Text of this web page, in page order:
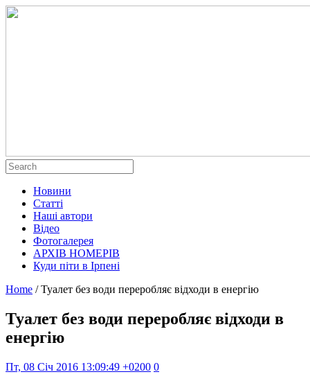
Новини
Статті
Наші автори
Відео
Фотогалерея
АРХІВ НОМЕРІВ
Куди піти в Ірпені
Home / Туалет без води переробляє відходи в енергію
Туалет без води переробляє відходи в
енергію
Пт, 08 Січ 2016 13:09:49 +0200 0